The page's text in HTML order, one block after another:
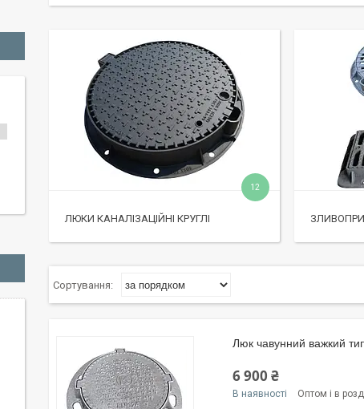
ЛЮКИ КАНАЛІЗАЦІЙНІ КРУГЛІ
12
Люк чавунний важкий
6 900 ₴
В наявності Оптом і в